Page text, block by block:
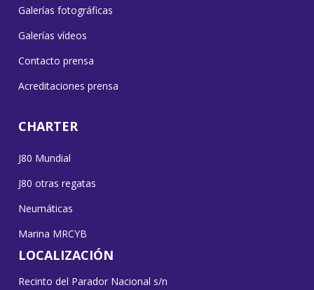
Galerías fotográficas
Galerías vídeos
Contacto prensa
Acreditaciones prensa
CHARTER
J80 Mundial
J80 otras regatas
Neumáticas
Marina MRCYB
LOCALIZACIÓN
Recinto del Parador Nacional s/n